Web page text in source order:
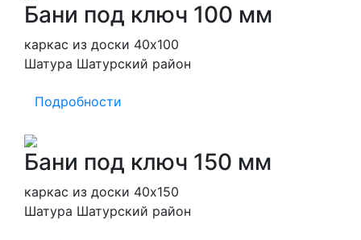
Бани под ключ 100 мм
каркас из доски 40х100
Шатура Шатурский район
Подробности
Бани под ключ 150 мм
каркас из доски 40х150
Шатура Шатурский район